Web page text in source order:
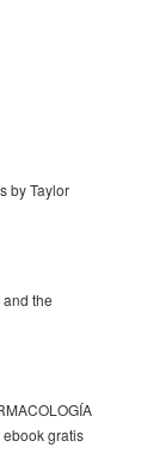
by Taylor
the
ebook gratis